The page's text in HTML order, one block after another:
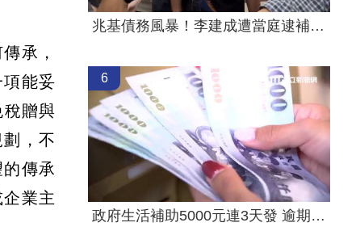
承，
能妥
贈與
，不
傳承
業主
兆基債務風暴！李建成遭當庭逮補聲押禁見
6
政府生活補助5000元連3天發 逾期視同放棄